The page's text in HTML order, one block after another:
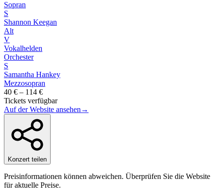
Sopran
S
Shannon Keegan
Alt
V
Vokalhelden
Orchester
S
Samantha Hankey
Mezzosopran
40 € – 114 €
Tickets verfügbar
Auf der Website ansehen →
Konzert teilen
Preisinformationen können abweichen. Überprüfen Sie die Website
für aktuelle Preise.